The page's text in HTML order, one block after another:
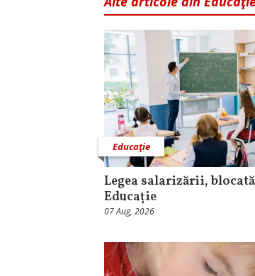
Educaţie
Legea salarizării,
Educație
07 Aug, 2026